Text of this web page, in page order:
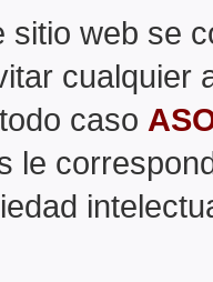
sitio web se
cualquier
caso
le